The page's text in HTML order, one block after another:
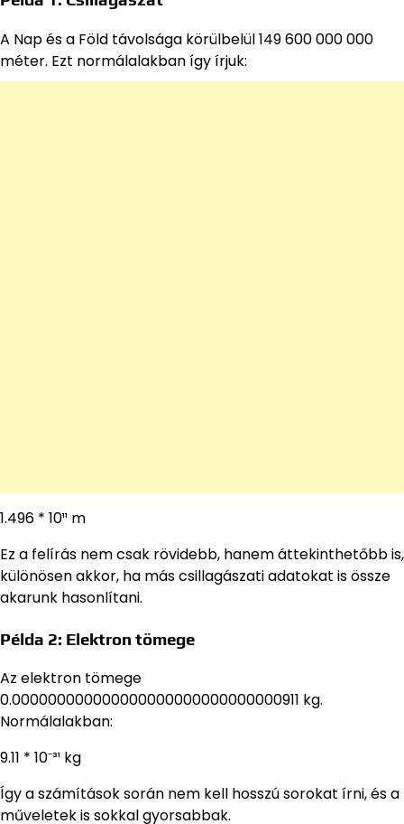
A Nap és a Föld távolsága körülbelül 149 600 000 000
méter. Ezt normálalakban így írjuk:
1.496 * 10¹¹ m
Ez a felírás nem csak rövidebb, hanem áttekinthetőbb is,
különösen akkor, ha más csillagászati adatokat is össze
akarunk hasonlítani.
Példa 2: Elektron tömege
Az elektron tömege
0.000000000000000000000000000000911 kg.
Normálalakban:
9.11 * 10⁻³¹ kg
Így a számítások során nem kell hosszú sorokat írni, és a
műveletek is sokkal gyorsabbak.